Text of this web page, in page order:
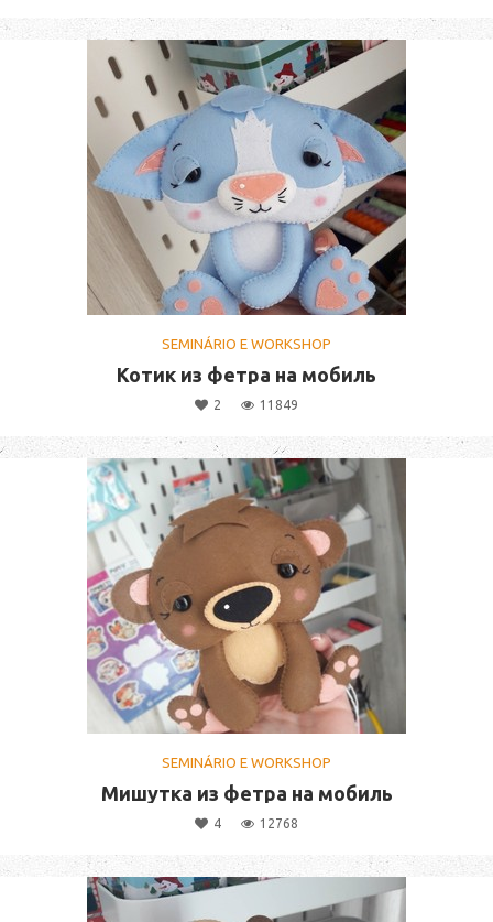
SEMINÁRIO E WORKSHOP
Котик из фетра на мобиль
2 11849
SEMINÁRIO E WORKSHOP
Мишутка из фетра на мобиль
4 12768